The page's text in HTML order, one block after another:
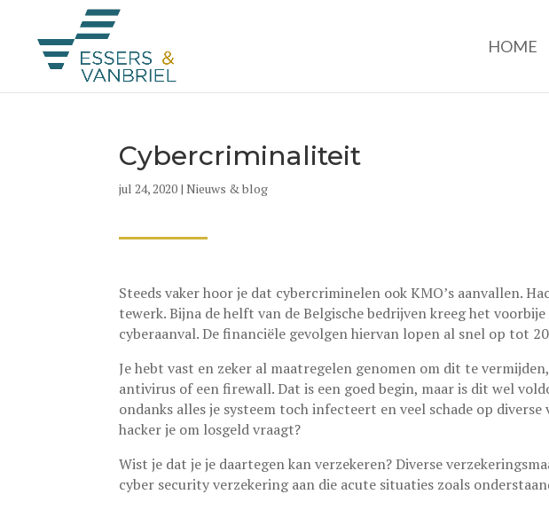
HOME
Cybercriminaliteit
jul 24, 2020 |Nieuws & blog
Steeds vaker hoor je dat cybercriminelen ook KMO’s aanvallen.
tewerk. Bijna de helft van de Belgische bedrijven kreeg het
cyberaanval. De financiële gevolgen hiervan lopen al snel op tot
Je hebt vast en zeker al maatregelen genomen om dit te
antivirus of een firewall. Dat is een goed begin, maar is dit wel
ondanks alles je systeem toch infecteert en veel schade op diverse
hacker je om losgeld vraagt?
Wist je dat je je daartegen kan verzekeren? Diverse
cyber security verzekering aan die acute situaties zoals